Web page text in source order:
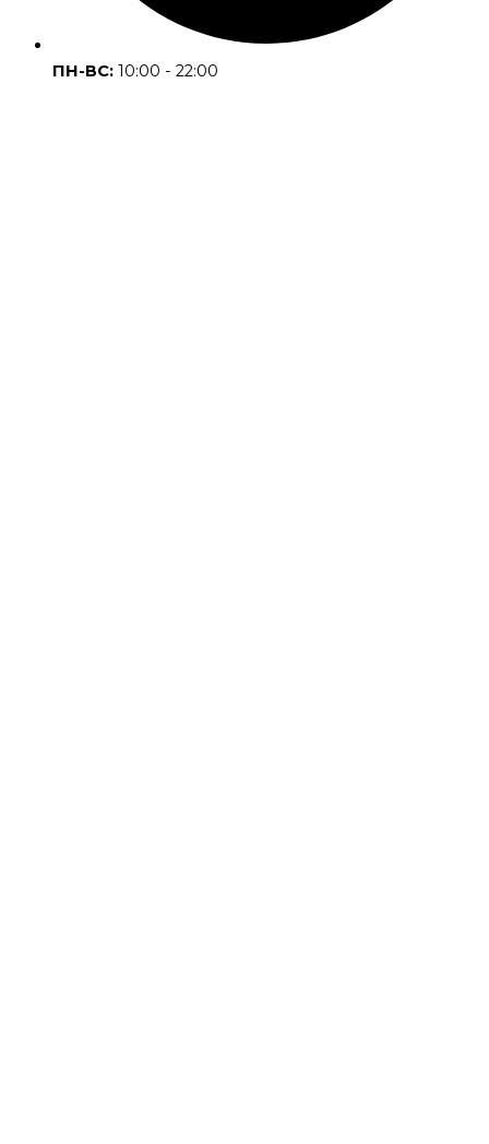
ПН-ВС: 10:00 - 22:00